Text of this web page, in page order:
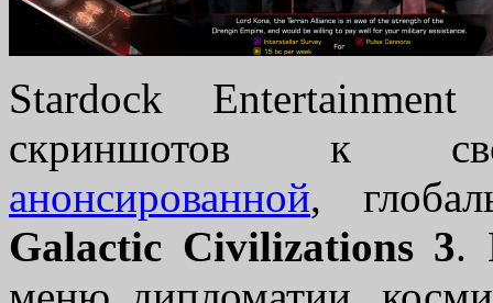
Stardock
скриншотов к
анонсированной,
Galactic Civilizations 3.